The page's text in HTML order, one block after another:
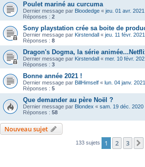
Poulet mariné au curcuma
Dernier message par Bloodedge « jeu. 01 avr.
Réponses : 2
Sony playstation crée sa boite de
Dernier message par Kirstendall « jeu. 11 févr.
Réponses : 8
Dragon's Dogma, la série
Dernier message par Kirstendall « mer. 10 févr.
Réponses : 3
Bonne année 2021 !
Dernier message par BillHimself « lun. 04 janv.
Réponses : 5
Que demander au père Noël ?
Dernier message par Blondex « sam. 19 déc. 2020
Réponses : 58
Nouveau sujet
133 sujets 1 2 3